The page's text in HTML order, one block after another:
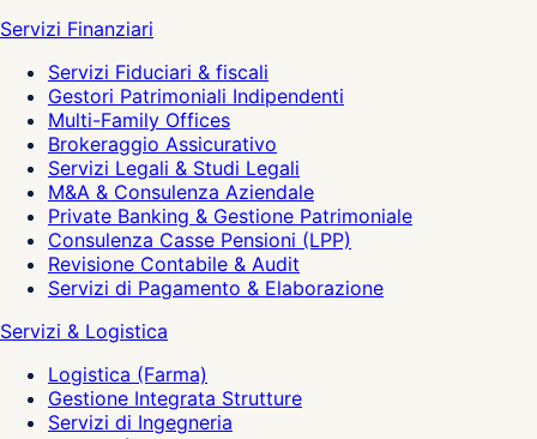
Servizi Finanziari
Servizi Fiduciari & fiscali
Gestori Patrimoniali Indipendenti
Multi-Family Offices
Brokeraggio Assicurativo
Servizi Legali & Studi Legali
M&A & Consulenza Aziendale
Private Banking & Gestione Patrimoniale
Consulenza Casse Pensioni (LPP)
Revisione Contabile & Audit
Servizi di Pagamento & Elaborazione
Servizi & Logistica
Logistica (Farma)
Gestione Integrata Strutture
Servizi di Ingegneria